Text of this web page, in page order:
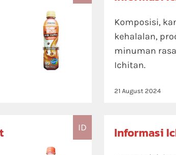
Komposisi,
kehalalan,
minuman
Ichitan.
21 August 2024
ID Informasi